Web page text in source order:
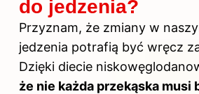
do jedzenia?
Przyznam, że zmiany w
jedzenia potrafią być wręcz
Dzięki diecie
że nie każda przekąska musi